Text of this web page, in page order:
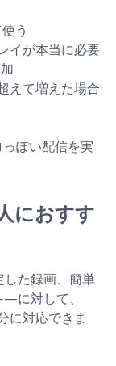
う
イが本当に必要
えて増えた場合
ぽい配信を実
におすす
た録画、簡単
に対して、
に対応できま